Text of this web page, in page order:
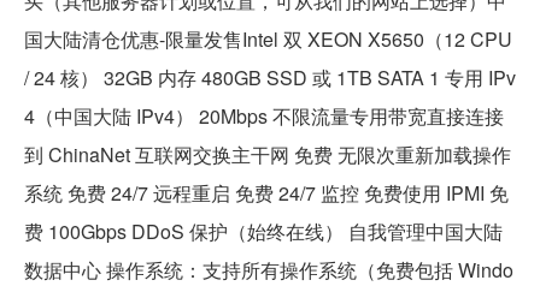
国大陆清仓优惠-限量发售Intel 双 XEON X5650（12 CPU
/ 24 核） 32GB 内存 480GB SSD 或 1TB SATA 1 专用 IPv
4（中国大陆 IPv4） 20Mbps 不限流量专用带宽直接连接
到 ChinaNet 互联网交换主干网 免费 无限次重新加载操作
系统 免费 24/7 远程重启 免费 24/7 监控 免费使用 IPMI 免
费 100Gbps DDoS 保护（始终在线） 自我管理中国大陆
数据中心 操作系统：支持所有操作系统（免费包括 Windo